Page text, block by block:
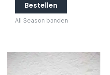
Bestellen
All Season banden